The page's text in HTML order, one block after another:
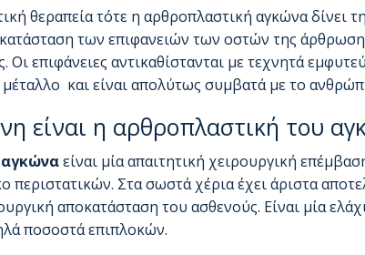
θεραπεία τότε η αρθροπλαστική αγκώνα δίνει
των επιφανειών των οστών της
Οι επιφάνειες αντικαθίστανται με τεχνητά
μέταλλο και είναι απολύτως συμβατά με το
είναι η αρθροπλαστική του
είναι μία απαιτητική χειρουργική
περιστατικών. Στα σωστά χέρια έχει άριστα
αποκατάσταση του ασθενούς. Είναι μία
ποσοστά επιπλοκών.